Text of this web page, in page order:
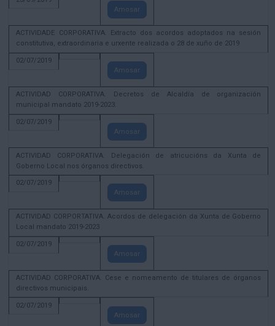
Amosar
ACTIVIDADE CORPORATIVA. Extracto dos acordos adoptados na sesión
constitutiva, extraordinaria e urxente realizada o 28 de xuño de 2019
02/07/2019
Amosar
ACTIVIDAD CORPORATIVA. Decretos de Alcaldía de organización
municipal mandato 2019-2023.
02/07/2019
Amosar
ACTIVIDAD CORPORATIVA. Delegación de atricucións da Xunta de
Goberno Local nos órganos directivos.
02/07/2019
Amosar
ACTIVIDAD CORPORTATIVA. Acordos de delegación da Xunta de Goberno
Local mandato 2019-2023
02/07/2019
Amosar
ACTIVIDAD CORPORATIVA. Cese e nomeamento de titulares de órganos
directivos municipais.
02/07/2019
Amosar